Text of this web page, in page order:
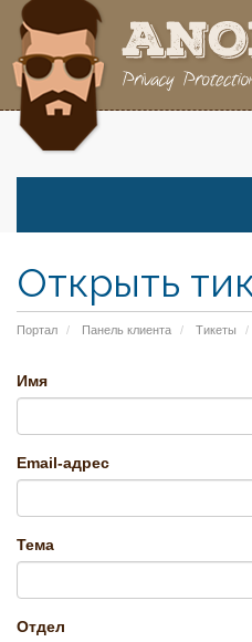
Открыть
Портал Панель клиента Тикеты
Имя
Email-адрес
Тема
Отдел